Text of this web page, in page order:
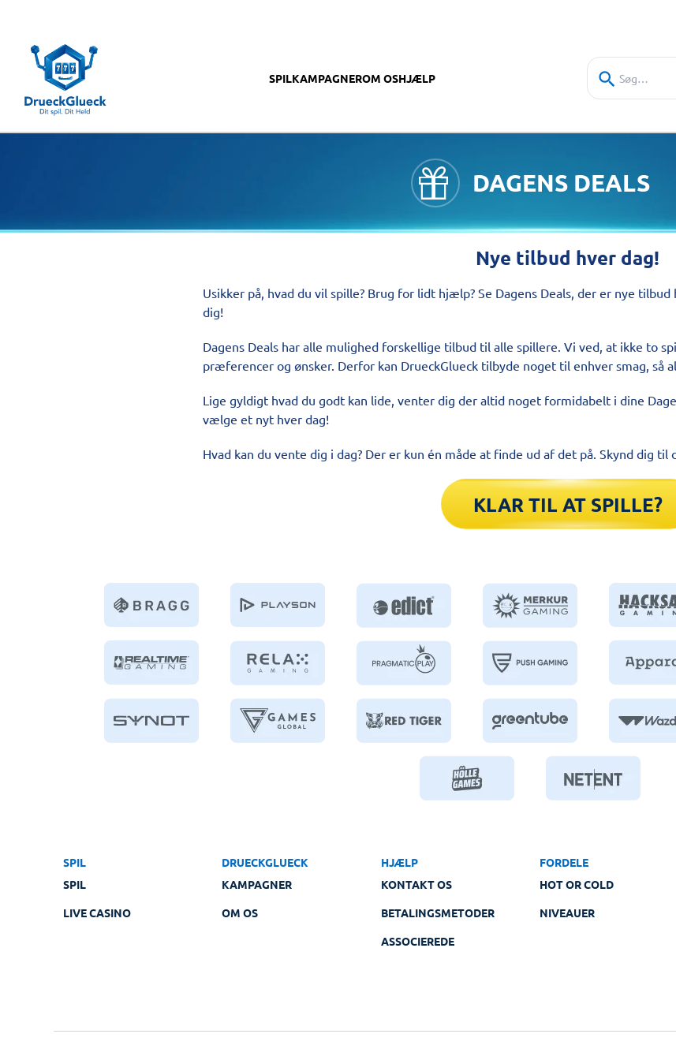
SPILKAMPAGNEROM OSHJÆLP
DAGENS DEALS
Nye tilbud hver dag!
Usikker på, hvad du vil spille? Brug for lidt hjælp? Se Dagens Deals, der er nye
dig!
Dagens Deals har alle mulighed forskellige tilbud til alle spillere. Vi ved, at ikke to
præferencer og ønsker. Derfor kan DrueckGlueck tilbyde noget til enhver smag, så
Lige gyldigt hvad du godt kan lide, venter dig der altid noget formidabelt i dine
vælge et nyt hver dag!
Hvad kan du vente dig i dag? Der er kun én måde at finde ud af det på. Skynd dig til
KLAR TIL AT SPILLE?
SPIL
SPIL
LIVE CASINO
DRUECKGLUECK
KAMPAGNER
OM OS
HJÆLP
KONTAKT OS
BETALINGSMETODER
ASSOCIEREDE
FORDELE
HOT OR COLD
NIVEAUER